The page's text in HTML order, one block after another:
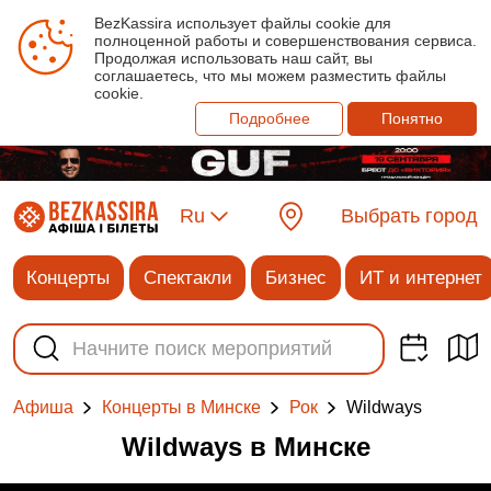
BezKassira использует файлы cookie для
полноценной работы и совершенствования сервиса.
Продолжая использовать наш сайт, вы
соглашаетесь, что мы можем разместить файлы
cookie.
Подробнее
Понятно
Ru Выбрать город
Концерты Спектакли Бизнес ИТ и интернет
Афиша Концерты в Минске Рок Wildways
Wildways в Минске